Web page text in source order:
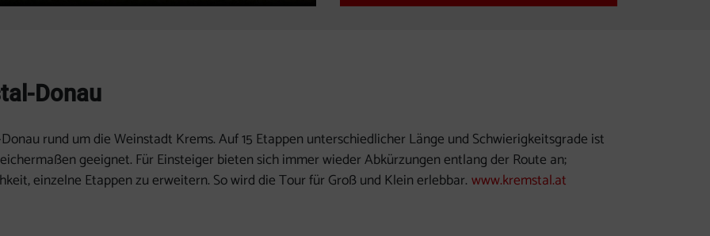
Donau
rund um die Weinstadt Krems. Auf 15 Etappen unterschiedlicher Länge und Schwierigkeitsgrade ist
geeignet. Für Einsteiger bieten sich immer wieder Abkürzungen entlang der Route an;
einzelne Etappen zu erweitern. So wird die Tour für Groß und Klein erlebbar. www.kremstal.at